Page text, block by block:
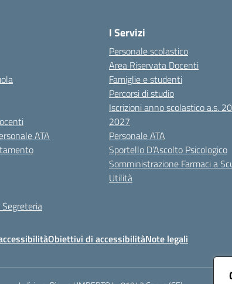
ATA
I Servizi
Personale scolastico
Area Riservata Docenti
Famiglie e studenti
Percorsi di studio
Iscrizioni anno scolastico a.s.
2027
Personale ATA
Sportello D’Ascolto Psicologico
Somministrazione Farmaci a
Utilità
Obiettivi di accessibilitàNote legali